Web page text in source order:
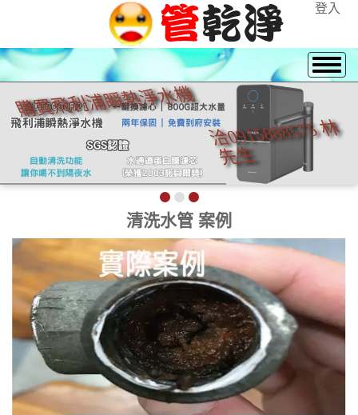
登入
購買飛利浦瞬熱淨水機
洽0915888575 林
先生
飛利浦瞬熱淨水機
洽0915888575 林
先生
清洗水管 案例